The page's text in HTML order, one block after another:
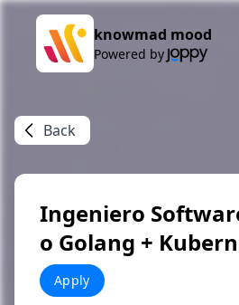
knowmad mood
Powered by
Back
Ingeniero
o Golang +
Apply